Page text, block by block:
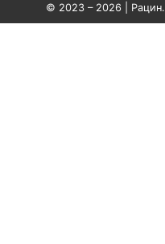
© 2023 – 2026 |